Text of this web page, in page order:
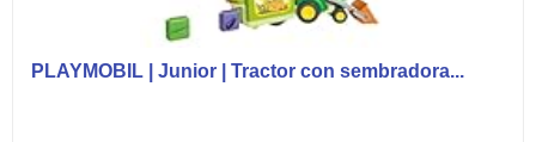
PLAYMOBIL | Junior | Tractor con sembradora...